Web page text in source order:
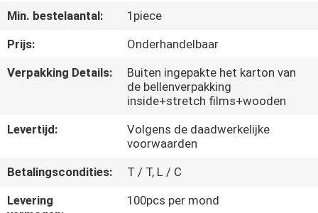
KWALITEITSCONTROLE
NEEM
ONS
OP
Min. bestelaantal:
1piece
Prijs:
Onderhandelbaar
Verpakking Details:
Buiten ingepakte het karton van
de bellenverpakking
inside+stretch films+wooden
Levertijd:
Volgens de daadwerkelijke
voorwaarden
Betalingscondities:
T / T, L / C
Levering
100pcs per mond